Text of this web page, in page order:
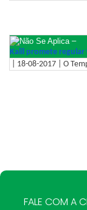
–
Kalil promete regular
| 18-08-2017 | O
FALE COM A